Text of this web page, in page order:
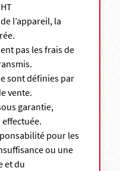
l’appareil, la
pas les frais de
sont définies par
vente.
garantie,
pour les
ou une
et du